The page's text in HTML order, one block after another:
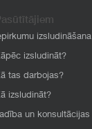
izsludināšana
izsludināt?
tas darbojas?
izsludināt?
un konsultācijas